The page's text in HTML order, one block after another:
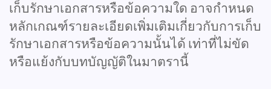
เก็บรักษาเอกสารหรือข้อความใด อาจกำหนด
หลักเกณฑ์รายละเอียดเพิ่มเติมเกี่ยวกับการเก็บ
รักษาเอกสารหรือข้อความนั้นได้ เท่าที่ไม่ขัด
หรือแย้งกับบทบัญญัติในมาตรานี้